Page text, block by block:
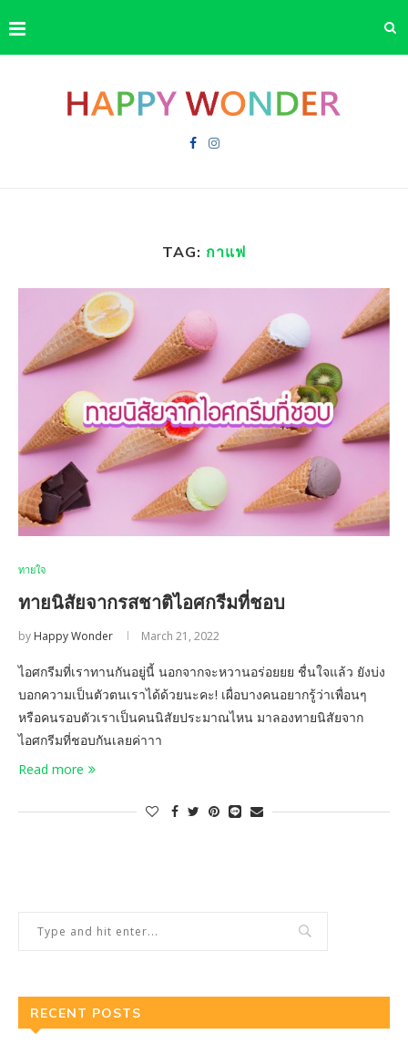
TAG: กาแฟ
ทายใจ
ทายนิสัยจากรสชาติไอศกรีมที่ชอบ
by Happy Wonder March 21, 2022
ไอศกรีมที่เราทานกันอยู่นี้ นอกจากจะหวานอร่อยยย ชื่นใจแล้ว ยังบ่ง
บอกความเป็นตัวตนเราได้ด้วยนะคะ! เผื่อบางคนอยากรู้ว่าเพื่อนๆ
หรือคนรอบตัวเราเป็นคนนิสัยประมาณไหน มาลองทายนิสัยจาก
ไอศกรีมที่ชอบกันเลยค่าาา
Read more
RECENT POSTS